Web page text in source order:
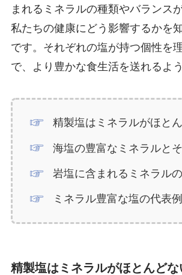
まれるミネラルの種類やバランス
私たちの健康にどう影響するかを
です。それぞれの塩が持つ個性を
で、より豊かな食生活を送れるよ
精製塩はミネラルがほと
海塩の豊富なミネラルと
岩塩に含まれるミネラル
ミネラル豊富な塩の代表例
精製塩はミネラルがほとんどな